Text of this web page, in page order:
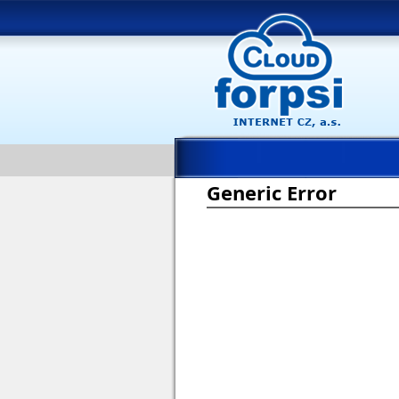
Generic Error